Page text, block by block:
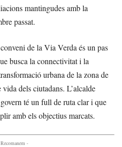
mantingudes amb la
passat.
de la Via Verda és un pas
busca la connectivitat i la
urbana de la zona de
dels ciutadans. L’alcalde
té un full de ruta clar i que
amb els objectius marcats.
-